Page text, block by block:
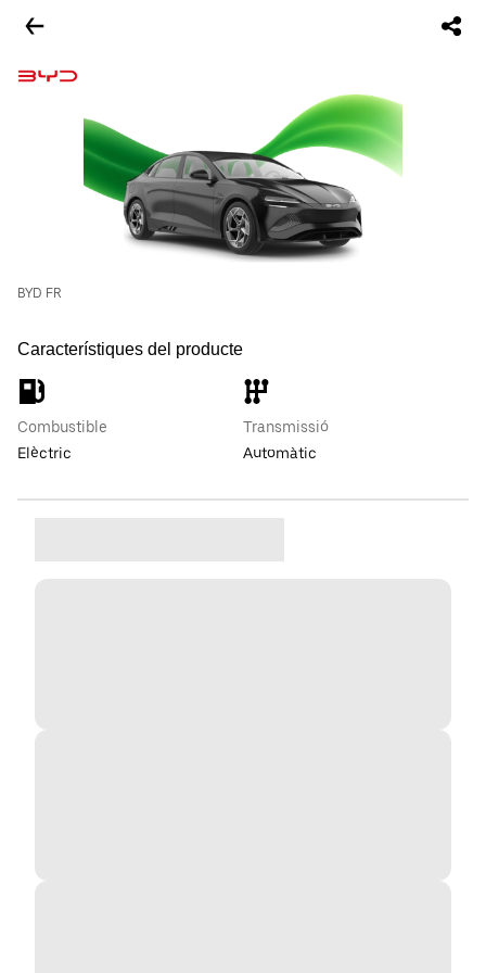
BYD FR
Característiques del producte
Combustible
Elèctric
Transmissió
Automàtic